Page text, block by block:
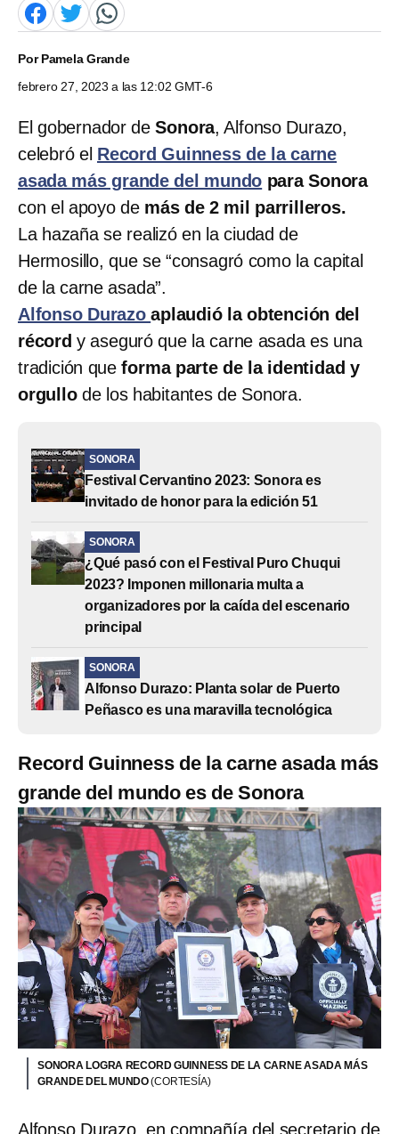
PorPamela Grande
febrero 27, 2023 a las 12:02 GMT-6
El gobernador deSonora, Alfonso Durazo,
celebró el Record Guinness de la carne
asada más grande del mundo para Sonora
con el apoyo de más de 2 mil parrilleros.
La hazaña se realizó en la ciudad de
Hermosillo, que se “consagró como la capital
de la carne asada”.
Alfonso Durazoaplaudió la obtención del
récordy aseguró que la carne asada es una
tradición queforma parte de la identidad y
orgullo de los habitantes de Sonora.
SONORA
Festival Cervantino 2023: Sonora es
invitado de honor para la edición 51
SONORA
¿Qué pasó con el Festival Puro Chuqui
2023? Imponen millonaria multa a
organizadores por la caída del escenario
principal
SONORA
Alfonso Durazo: Planta solar de Puerto
Peñasco es una maravilla tecnológica
Record Guinness de la carne asada más
grande del mundo es de Sonora
SONORA LOGRA RECORD GUINNESS DE LA CARNE ASADA MÁS
GRANDE DEL MUNDO(CORTESÍA)
Alfonso Durazo, en compañía del secretario de